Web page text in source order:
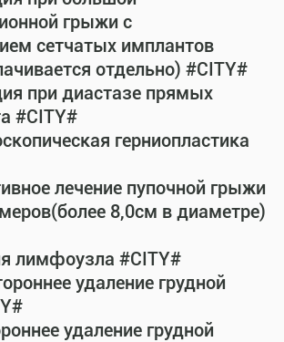
грыжи с
сетчатых имплантов
отдельно) #CITY#
при диастазе прямых
#CITY#
герниопластика
лечение пупочной грыжи
8,0см в диаметре)
лимфоузла #CITY#
удаление грудной
удаление грудной